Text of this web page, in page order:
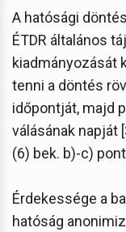
A hatósági
ÉTDR általános
kiadmányozását
tenni a döntés
időpontját, majd
válásának napját
(6) bek. b)-c)
Érdekessége a
hatóság